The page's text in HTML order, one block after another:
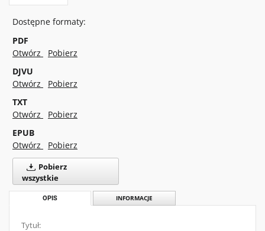
Dostępne formaty:
PDF
Otwórz
Pobierz
DJVU
Otwórz
Pobierz
TXT
Otwórz
Pobierz
EPUB
Otwórz
Pobierz
Pobierz
wszystkie
OPIS INFORMACJE
Tytuł: